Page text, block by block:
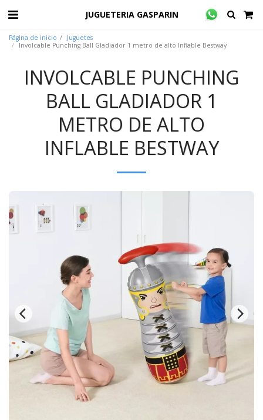
JUGUETERIA GASPARIN
Página de inicio
Juguetes
Involcable Punching Ball Gladiador 1 metro de alto Inflable Bestway
INVOLCABLE PUNCHING
BALL GLADIADOR 1
METRO DE ALTO
INFLABLE BESTWAY